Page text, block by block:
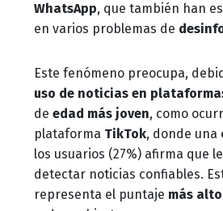
WhatsApp, que también han
en varios problemas de
Este fenómeno preocupa,
uso de noticias en
de edad más joven, como
plataforma TikTok, donde una
los usuarios (27%) afirma que
detectar noticias confiables.
representa el puntaje más alto